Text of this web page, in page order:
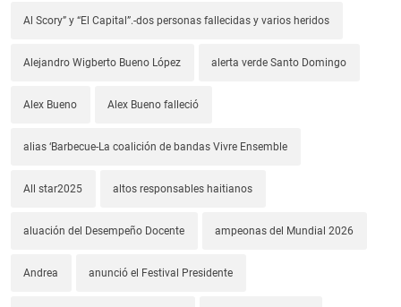
Al Scory” y “El Capital”.-dos personas fallecidas y varios heridos
Alejandro Wigberto Bueno López alerta verde Santo Domingo
Alex Bueno Alex Bueno falleció
alias ‘Barbecue-La coalición de bandas Vivre Ensemble
All star2025 altos responsables haitianos
aluación del Desempeño Docente ampeonas del Mundial 2026
Andrea anunció el Festival Presidente